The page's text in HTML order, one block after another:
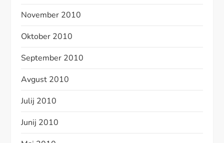
November 2010
Oktober 2010
September 2010
Avgust 2010
Julij 2010
Junij 2010